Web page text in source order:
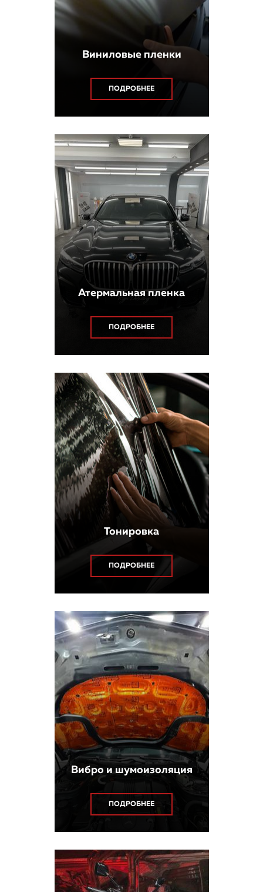
Виниловые пленки
ПОДРОБНЕЕ
Атермальная пленка
ПОДРОБНЕЕ
Тонировка
ПОДРОБНЕЕ
Вибро и шумоизоляция
ПОДРОБНЕЕ